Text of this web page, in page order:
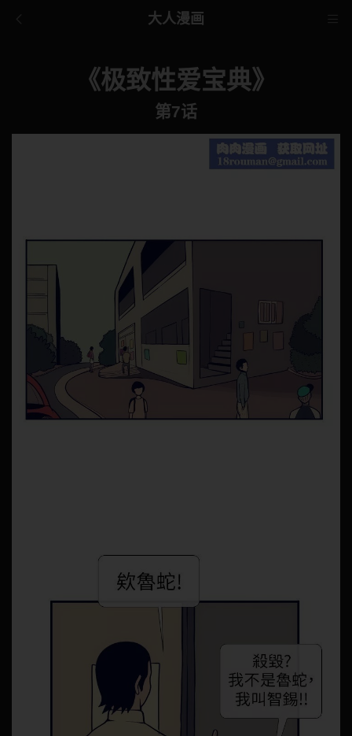
大人漫画
《极致性爱宝典》
第7话